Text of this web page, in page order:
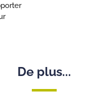
De plus...